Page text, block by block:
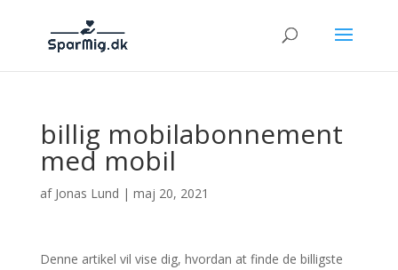
billig mobilabonnement
med mobil
af Jonas Lund | maj 20, 2021
Denne artikel vil vise dig, hvordan at finde de billigste